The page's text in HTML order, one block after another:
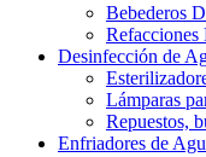
Bebederos
Refacciones
Desinfección de
Lámparas
Repuestos,
Enfriadores de